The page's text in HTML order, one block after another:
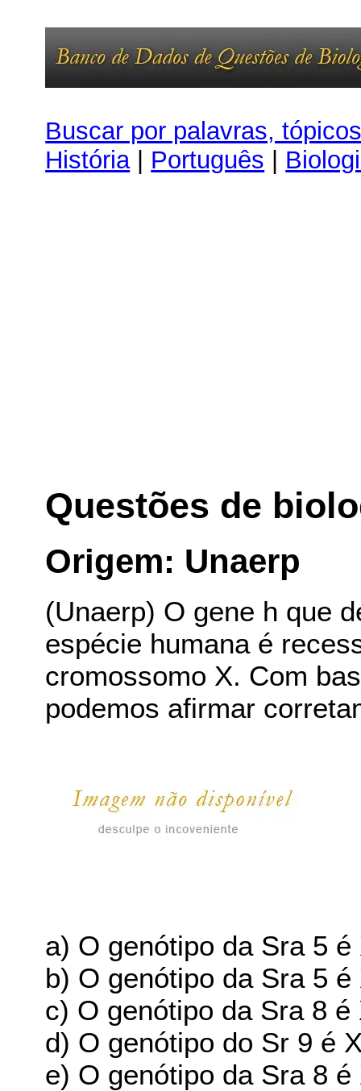
Buscar por palavras,
História| Português |
Questões de
Origem: Unaerp
(Unaerp) O gene h que
espécie humana é
cromossomo X. Com
podemos afirmar
a) O genótipo da Sra 5 é
b) O genótipo da Sra 5 é
c) O genótipo da Sra 8 é
d) O genótipo do Sr 9 é
e) O genótipo da Sra 8 é